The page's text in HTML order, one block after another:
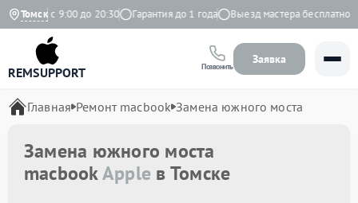
Томскс 9:00 до 20:30 Гарантия до 1 года Выезд мастера бесплатно
REMSUPPORT Позвонить
Заявка
Главная Ремонт macbook Замена южного моста
Замена южного моста
macbookApple в Томске